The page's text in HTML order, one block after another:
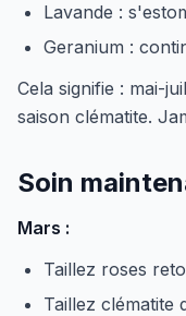
Lavande :
Geranium :
Cela signifie : mai-
saison clématite.
Soin
Mars :
Taillez roses
Taillez clématite